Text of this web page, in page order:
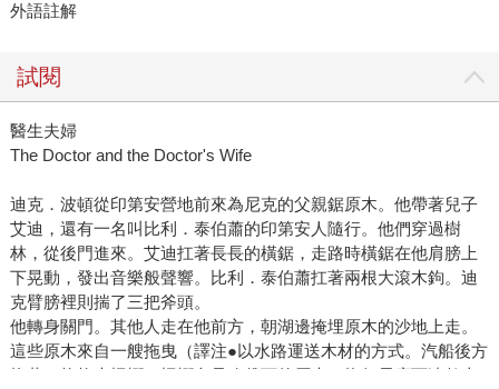
外語註解
試閱
醫生夫婦
The Doctor and the Doctor's Wife
迪克．波頓從印第安營地前來為尼克的父親鋸原木。他帶著兒子
艾迪，還有一名叫比利．泰伯蕭的印第安人隨行。他們穿過樹
林，從後門進來。艾迪扛著長長的橫鋸，走路時橫鋸在他肩膀上
下晃動，發出音樂般聲響。比利．泰伯蕭扛著兩根大滾木鉤。迪
克臂膀裡則揣了三把斧頭。
他轉身關門。其他人走在他前方，朝湖邊掩埋原木的沙地上走。
這些原木來自一艘拖曳（譯注●以水路運送木材的方式。汽船後方
拖著一格格木柵欄，柵欄內是砍伐下的原木，拖行長度可達數十